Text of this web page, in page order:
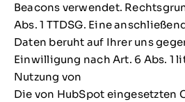
Beacons verwendet.
Abs. 1 TTDSG. Eine
Daten beruht auf Ihrer uns
Einwilligung nach Art. 6 Abs. 1
Nutzung von
Die von HubSpot eingesetzten